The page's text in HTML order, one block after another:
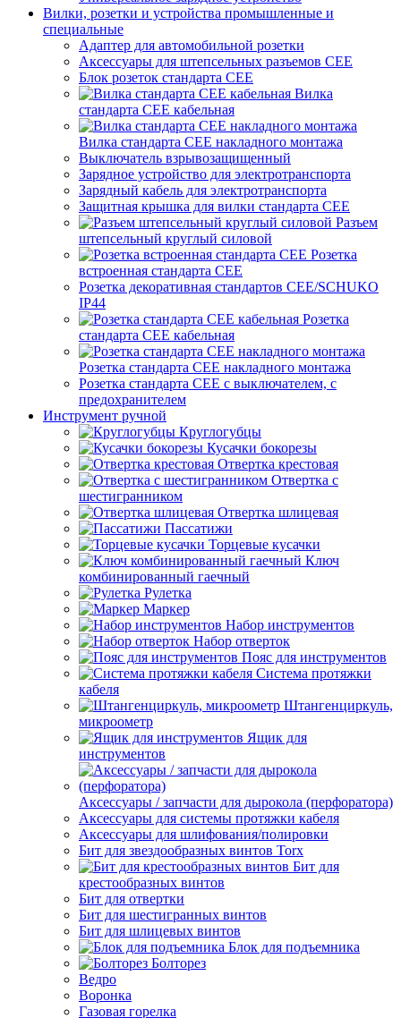
Вилки, розетки и устройства промышленные и
специальные
Адаптер для автомобильной розетки
Аксессуары для штепсельных разъемов CEE
Блок розеток стандарта CEE
Вилка
стандарта CEE кабельная
Вилка стандарта CEE накладного монтажа
Выключатель взрывозащищенный
Зарядное устройство для электротранспорта
Зарядный кабель для электротранспорта
Защитная крышка для вилки стандарта CEE
Разъем
штепсельный круглый силовой
Розетка
встроенная стандарта CEE
Розетка декоративная стандартов CEE/SCHUKO
IP44
Розетка
стандарта СЕЕ кабельная
Розетка стандарта СЕЕ накладного монтажа
Розетка стандарта СЕЕ с выключателем, с
предохранителем
Инструмент ручной
Круглогубцы
Кусачки бокорезы
Отвертка крестовая
Отвертка с
шестигранником
Отвертка шлицевая
Пассатижи
Торцевые кусачки
Ключ
комбинированный гаечный
Рулетка
Маркер
Набор инструментов
Набор отверток
Пояс для инструментов
Система протяжки
кабеля
Штангенциркуль,
микроометр
Ящик для
инструментов
Аксессуары / запчасти для дырокола (перфоратора)
Аксессуары для системы протяжки кабеля
Аксессуары для шлифования/полировки
Бит для звездообразных винтов Torx
Бит для
крестообразных винтов
Бит для отвертки
Бит для шестигранных винтов
Бит для шлицевых винтов
Блок для подъемника
Болторез
Ведро
Воронка
Газовая горелка